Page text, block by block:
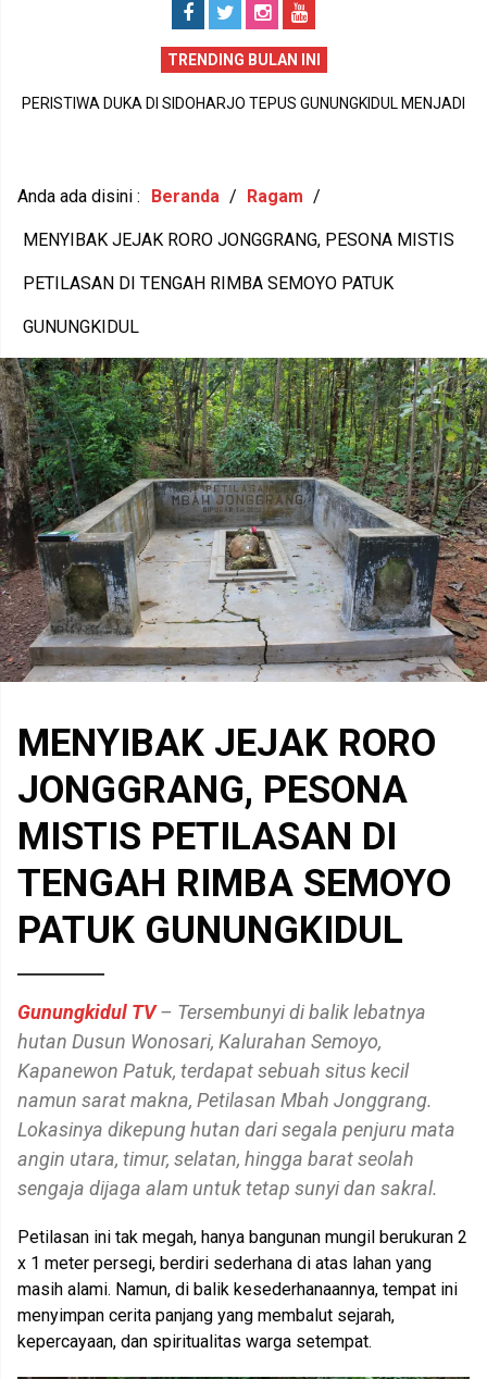
TRENDING BULAN INI
PERISTIWA DUKA DI SIDOHARJO TEPUS GUNUNGKIDUL MENJADI
Anda ada disini : Beranda / Ragam /
MENYIBAK JEJAK RORO JONGGRANG, PESONA MISTIS
PETILASAN DI TENGAH RIMBA SEMOYO PATUK
GUNUNGKIDUL
MENYIBAK JEJAK RORO
JONGGRANG, PESONA
MISTIS PETILASAN DI
TENGAH RIMBA SEMOYO
PATUK GUNUNGKIDUL
Gunungkidul TV– Tersembunyi di balik lebatnya
hutan Dusun Wonosari, Kalurahan Semoyo,
Kapanewon Patuk, terdapat sebuah situs kecil
namun sarat makna, Petilasan Mbah Jonggrang.
Lokasinya dikepung hutan dari segala penjuru mata
angin utara, timur, selatan, hingga barat seolah
sengaja dijaga alam untuk tetap sunyi dan sakral.
Petilasan ini tak megah, hanya bangunan mungil berukuran 2
x 1 meter persegi, berdiri sederhana di atas lahan yang
masih alami. Namun, di balik kesederhanaannya, tempat ini
menyimpan cerita panjang yang membalut sejarah,
kepercayaan, dan spiritualitas warga setempat.